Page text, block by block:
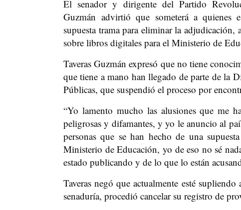
El senador y dirigente del Partido
Guzmán advirtió que someterá a quienes
supuesta trama para eliminar la
sobre libros digitales para el Ministerio de
Taveras Guzmán expresó que no tiene
que tiene a mano han llegado de parte de la
Públicas, que suspendió el proceso por
“Yo lamento mucho las alusiones que me
peligrosas y difamantes, y yo le anuncio al
personas que se han hecho de una
Ministerio de Educación, yo de eso no sé
estado publicando y de lo que lo están
Taveras negó que actualmente esté
senaduría, procedió cancelar su registro de